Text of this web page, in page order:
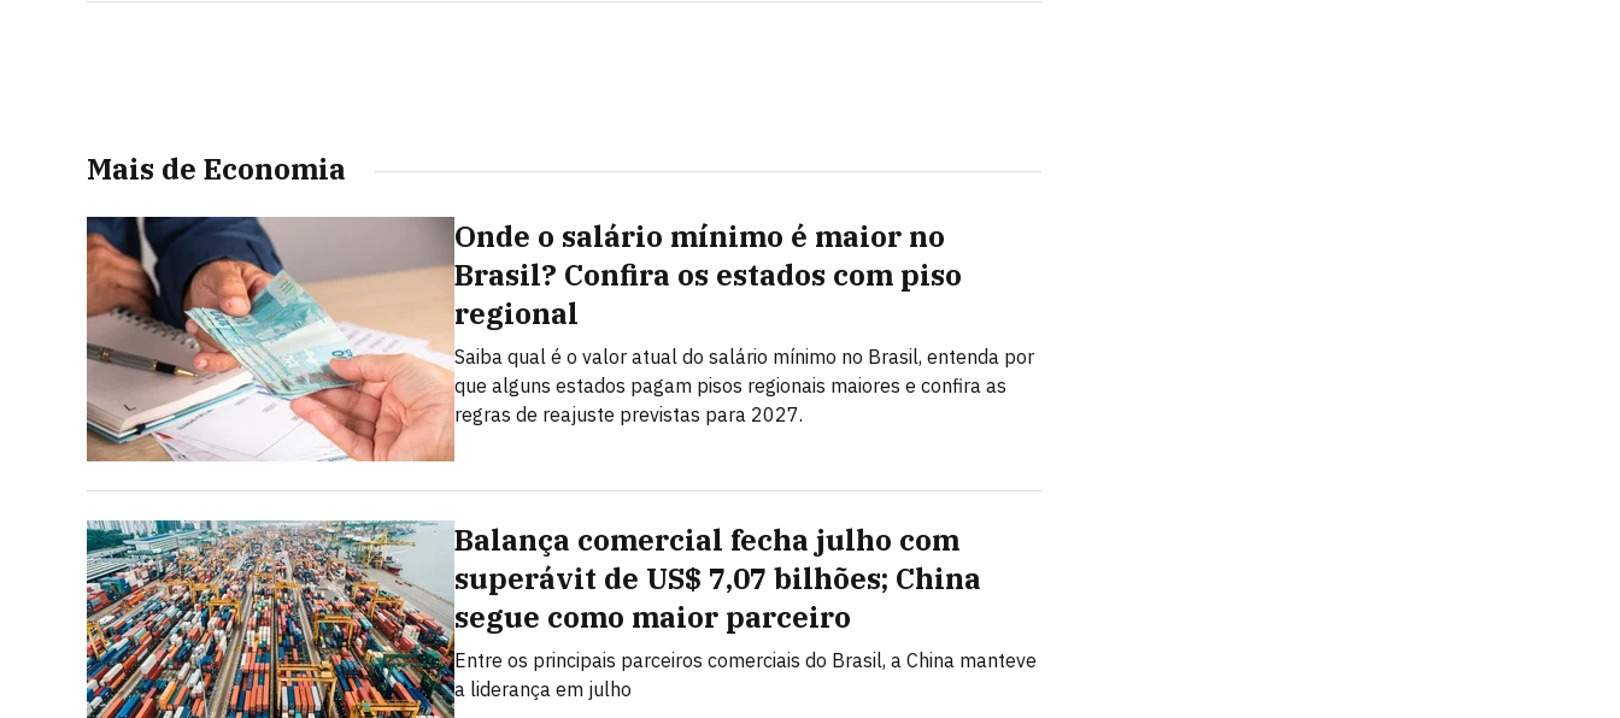
Mais de Economia
Onde o salário mínimo é maior no
Brasil? Confira os estados com piso
regional
Saiba qual é o valor atual do salário mínimo no Brasil, entenda por
que alguns estados pagam pisos regionais maiores e confira as
regras de reajuste previstas para 2027.
Balança comercial fecha julho com
superávit de US$ 7,07 bilhões; China
segue como maior parceiro
Entre os principais parceiros comerciais do Brasil, a China manteve
a liderança em julho